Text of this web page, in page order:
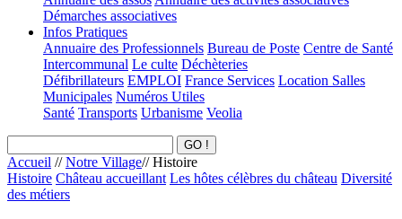
Démarches associatives
Infos Pratiques
Annuaire des Professionnels Bureau de Poste Centre de Santé
Intercommunal Le culte Déchèteries
Défibrillateurs EMPLOI France Services Location Salles
Municipales Numéros Utiles
Santé Transports Urbanisme Veolia
Accueil // Notre Village// Histoire
Histoire Château accueillant Les hôtes célèbres du château Diversité
des métiers